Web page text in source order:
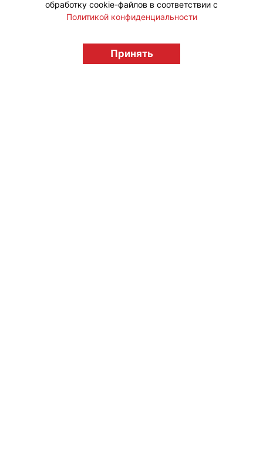
licensingrussia.ru, 2009-2026 12+
обработку cookie-файлов в соответствии с
Политикой конфиденциальности
Принять